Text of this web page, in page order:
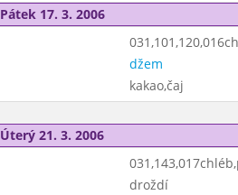
Pátek 17. 3. 2006
džem
kakao,čaj
Úterý 21. 3. 2006
droždí